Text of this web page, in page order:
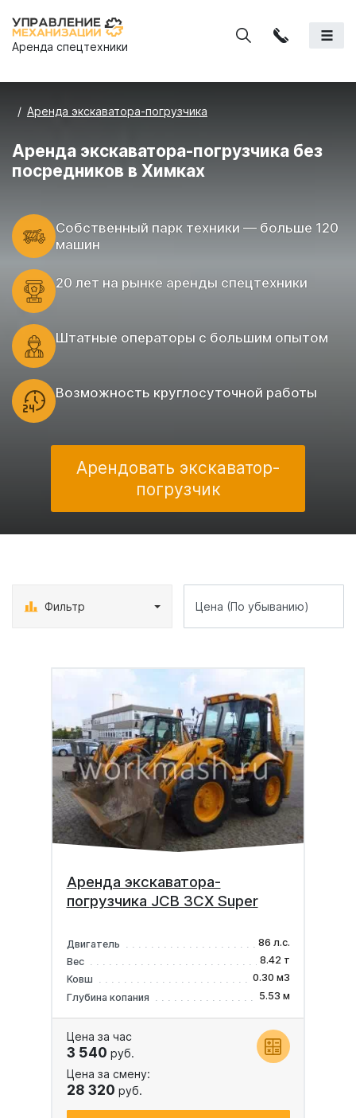
Аренда спецтехники
Аренда экскаватора-погрузчика
Аренда экскаватора-погрузчика без
посредников в Химках
Cобственный парк техники — больше 120
машин
20 лет на рынке аренды спецтехники
Штатные операторы с большим опытом
Возможность круглосуточной работы
Арендовать экскаватор-
погрузчик
Фильтр
Аренда экскаватора-
погрузчика JCB 3CX Super
Двигатель
86 л.с.
Вес
8.42 т
Ковш
0.30 м3
Глубина копания
5.53 м
Цена за час
3 540 руб.
Цена за смену:
28 320 руб.